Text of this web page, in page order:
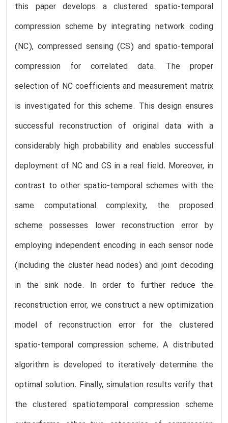
this paper develops a clustered spatio-temporal
compression scheme by integrating network coding
(NC), compressed sensing (CS) and spatio-temporal
compression for correlated data. The proper
selection of NC coefficients and measurement matrix
is investigated for this scheme. This design ensures
successful reconstruction of original data with a
considerably high probability and enables successful
deployment of NC and CS in a real field. Moreover, in
contrast to other spatio-temporal schemes with the
same computational complexity, the proposed
scheme possesses lower reconstruction error by
employing independent encoding in each sensor node
(including the cluster head nodes) and joint decoding
in the sink node. In order to further reduce the
reconstruction error, we construct a new optimization
model of reconstruction error for the clustered
spatio-temporal compression scheme. A distributed
algorithm is developed to iteratively determine the
optimal solution. Finally, simulation results verify that
the clustered spatiotemporal compression scheme